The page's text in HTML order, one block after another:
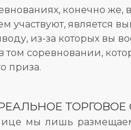
конечно
участвуют, является
из-за которых вы
том соревновании,
приза.
ТОРГОВОЕ
мы лишь